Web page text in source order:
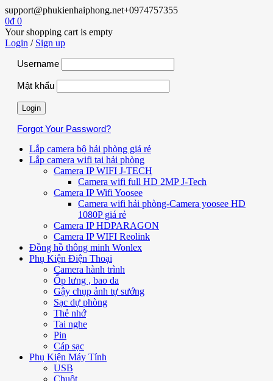
support@phukienhaiphong.net+0974757355
0₫ 0
Your shopping cart is empty
Login / Sign up
Username
Mật khẩu
Forgot Your Password?
Lắp camera bộ hải phòng giá rẻ
Lắp camera wifi tại hải phòng
Camera IP WIFI J-TECH
Camera wifi full HD 2MP J-Tech
Camera IP Wifi Yoosee
Camera wifi hải phòng-Camera yoosee HD
1080P giá rẻ
Camera IP HDPARAGON
Camera IP WIFI Reolink
Đồng hồ thông minh Wonlex
Phụ Kiện Điện Thoại
Camera hành trình
Ốp lưng , bao da
Gậy chụp ảnh tự sướng
Sạc dự phòng
Thẻ nhớ
Tai nghe
Pin
Cáp sạc
Phụ Kiện Máy Tính
USB
Chuột